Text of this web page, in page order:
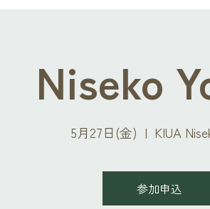
Niseko
5月27日(金)
  |
KIUA
参加申込